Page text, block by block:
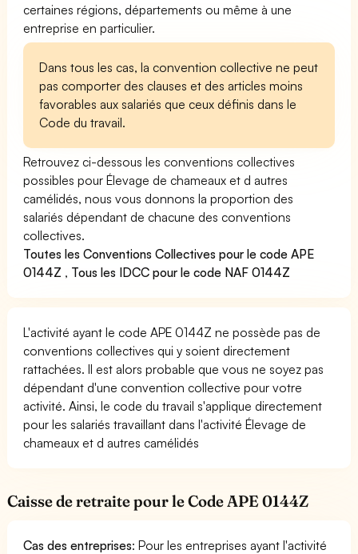
certaines régions, départements ou même à une
entreprise en particulier.
Dans tous les cas, la convention collective ne peut
pas comporter des clauses et des articles moins
favorables aux salariés que ceux définis dans le
Code du travail.
Retrouvez ci-dessous les conventions collectives
possibles pour Élevage de chameaux et d autres
camélidés, nous vous donnons la proportion des
salariés dépendant de chacune des conventions
collectives.
Toutes les Conventions Collectives pour le code APE
0144Z , Tous les IDCC pour le code NAF 0144Z
L'activité ayant le code APE 0144Z ne possède pas de
conventions collectives qui y soient directement
rattachées. Il est alors probable que vous ne soyez pas
dépendant d'une convention collective pour votre
activité. Ainsi, le code du travail s'applique directement
pour les salariés travaillant dans l'activité Élevage de
chameaux et d autres camélidés
Caisse de retraite pour le Code APE 0144Z
Cas des entreprises: Pour les entreprises ayant l'activité